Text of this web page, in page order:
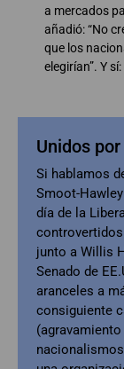
a mercados
añadió: “No
que los
elegirían”. Y
Unidos
Si hablamos
Smoot-
día de la
junto a Willis
Senado de
aranceles a
consiguiente